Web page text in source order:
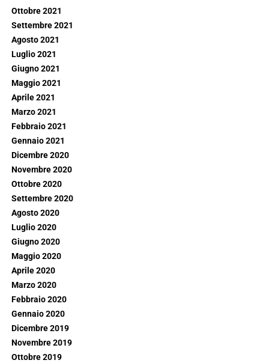
Ottobre 2021
Settembre 2021
Agosto 2021
Luglio 2021
Giugno 2021
Maggio 2021
Aprile 2021
Marzo 2021
Febbraio 2021
Gennaio 2021
Dicembre 2020
Novembre 2020
Ottobre 2020
Settembre 2020
Agosto 2020
Luglio 2020
Giugno 2020
Maggio 2020
Aprile 2020
Marzo 2020
Febbraio 2020
Gennaio 2020
Dicembre 2019
Novembre 2019
Ottobre 2019